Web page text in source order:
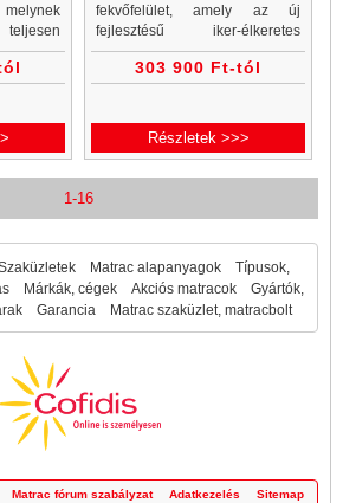
A
a
fekvőfelület, amely az új
fejlesztésű iker-élkeretes
ZeroPure matracok prémium
változata, melynek gyártása
303 900 Ft-tól
Részletek >>>
1-16
Matrac alapanyagok
Típusok,
Márkák, cégek Akciós matracok
Gyártók,
Garancia Matrac szaküzlet, matracbolt
Matrac fórum szabályzat Adatkezelés Sitemap